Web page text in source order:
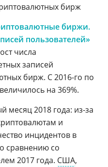
бирж
биржи.
пользователей»
числа
записей
бирж. С 2016-го по
на 369%.
месяц 2018 года: из-за
и
инцидентов в
сравнению со
2017 года. США,